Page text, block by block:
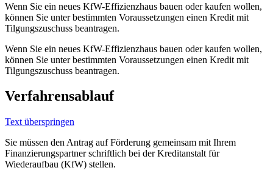
Wenn Sie ein neues KfW-Effizienzhaus bauen oder kaufen wollen,
können Sie unter bestimmten Voraussetzungen einen Kredit mit
Tilgungszuschuss beantragen.
Wenn Sie ein neues KfW-Effizienzhaus bauen oder kaufen wollen,
können Sie unter bestimmten Voraussetzungen einen Kredit mit
Tilgungszuschuss beantragen.
Verfahrensablauf
Text überspringen
Sie müssen den Antrag auf Förderung gemeinsam mit Ihrem
Finanzierungspartner schriftlich bei der Kreditanstalt für
Wiederaufbau (KfW) stellen.